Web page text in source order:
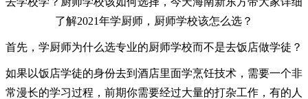
了解2021年学厨师，厨师学校该怎么选？
首先，学厨师为什么选专业的厨师学校而不是去饭店做学徒？
如果以饭店学徒的身份去到酒店里面学烹饪技术，需要一个非
常漫长的学习过程，前期你需要经过大量的打杂工作，有的人